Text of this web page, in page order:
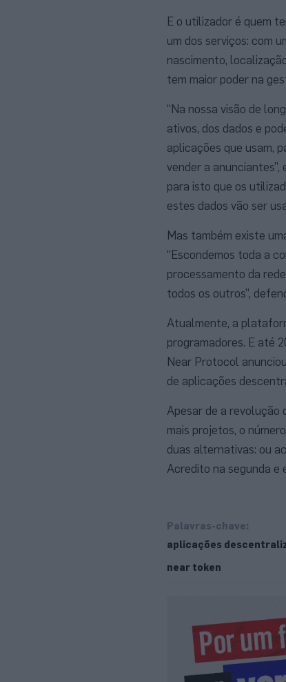
E o utilizador é quem
um dos serviços: com
nascimento,
tem maior poder na
“Na nossa visão de
ativos, dos dados e
aplicações que usam,
vender a
para isto que os
estes dados vão ser
Mas também existe
“Escondemos toda a
processamento da
todos os outros”,
Atualmente, a
programadores. E até
Near Protocol
de aplicações
Apesar de a revolução
mais projetos, o
duas alternativas: ou
Acredito na segunda e
Palavras-chave:
aplicações
near token